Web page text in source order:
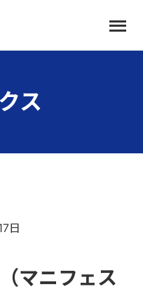
ス
マニフェス
日